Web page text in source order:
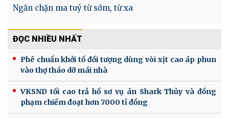
Ngăn chặn ma tuý từ sớm, từ xa
ĐỌC NHIỀU NHẤT
Phê chuẩn khởi tố đối tượng dùng vòi xịt cao áp phun
vào thợ tháo dỡ mái nhà
VKSND tối cao trả hồ sơ vụ án Shark Thủy và đồng
phạm chiếm đoạt hơn 7000 tỉ đồng